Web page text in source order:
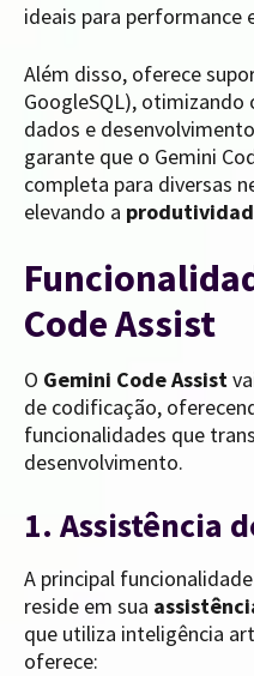
ideais para performance
Além disso, oferece
GoogleSQL),
dados e
garante que o Gemini
completa para diversas
elevando a
Code Assist
O Gemini Code Assist
de codificação,
funcionalidades que
desenvolvimento.
1. Assistência
A principal
reside em sua
que utiliza inteligência
oferece: